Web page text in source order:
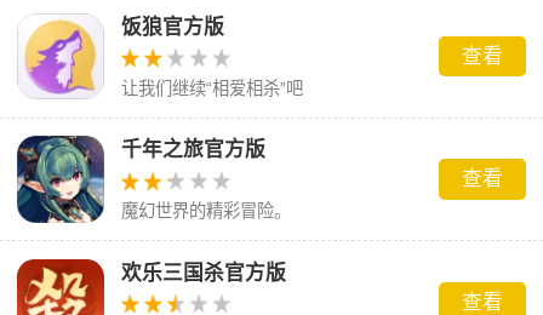
饭狼官方版
让我们继续“相爱相杀”吧
查看
千年之旅官方版
魔幻世界的精彩冒险。
查看
欢乐三国杀官方版
查看